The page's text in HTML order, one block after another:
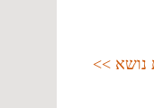
נושא >>